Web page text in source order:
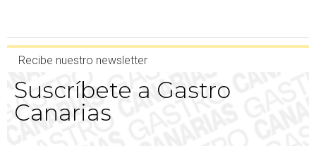
Recibe nuestro newsletter
Suscríbete a Gastro
Canarias